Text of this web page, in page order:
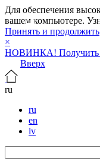
Для обеспечения
вашем компьютере.
Принять и продолжить
×
НОВИНКА! Получить
Вверх
ru
ru
en
lv